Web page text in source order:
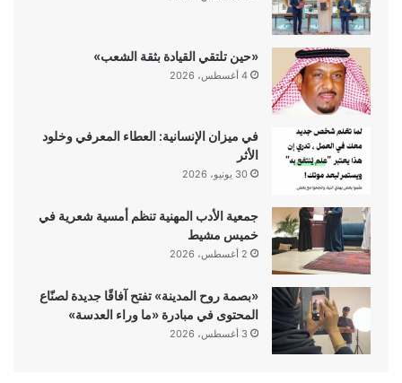
«حين تلتقي القيادة بثقة الشعب»
4 أغسطس، 2026
في ميزان الإنسانية: العطاء المعرفي وخلود
الأثر
30 يونيو، 2026
جمعية الأدب المهنية تنظم أمسية شعرية في
خميس مشيط
2 أغسطس، 2026
«بصمة روح المدينة» تفتح آفاقًا جديدة لصنّاع
المحتوى في مبادرة «ما وراء العدسة»
3 أغسطس، 2026